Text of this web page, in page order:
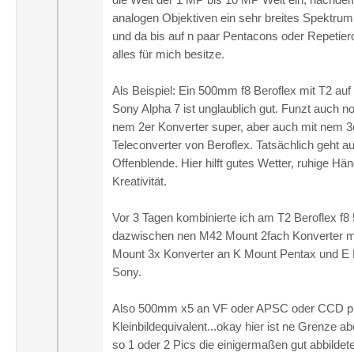
analogen Objektiven ein sehr breites
und da bis auf n paar Pentacons oder
alles für mich besitze.
Als Beispiel: Ein 500mm f8 Beroflex mit T2
Sony Alpha 7 ist unglaublich gut. Funzt auch
nem 2er Konverter super, aber auch mit nem
Teleconverter von Beroflex. Tatsächlich geht
Offenblende. Hier hilft gutes Wetter, ruhige
Kreativität.
Vor 3 Tagen kombinierte ich am T2 Beroflex f8
dazwischen nen M42 Mount 2fach Konverter
Mount 3x Konverter an K Mount Pentax und E
Sony.
Also 500mm x5 an VF oder APSC oder CCD
Kleinbildequivalent...okay hier ist ne Grenze
so 1 oder 2 Pics die einigermaßen gut